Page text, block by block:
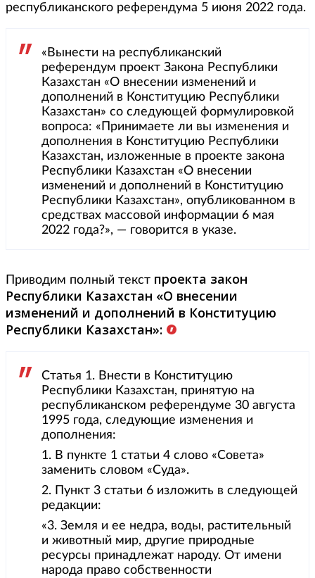
республиканского референдума 5 июня 2022 года.
«Вынести на республиканский
референдум проект Закона Республики
Казахстан «О внесении изменений и
дополнений в Конституцию Республики
Казахстан» со следующей формулировкой
вопроса: «Принимаете ли вы изменения и
дополнения в Конституцию Республики
Казахстан, изложенные в проекте закона
Республики Казахстан «О внесении
изменений и дополнений в Конституцию
Республики Казахстан», опубликованном в
средствах массовой информации 6 мая
2022 года?», — говорится в указе.
Приводим полный текст проекта закон
Республики Казахстан «О внесении
изменений и дополнений в Конституцию
Республики Казахстан»:
Статья 1. Внести в Конституцию
Республики Казахстан, принятую на
республиканском референдуме 30 августа
1995 года, следующие изменения и
дополнения:
1. В пункте 1 статьи 4 слово «Совета»
заменить словом «Суда».
2. Пункт 3 статьи 6 изложить в следующей
редакции:
«3. Земля и ее недра, воды, растительный
и животный мир, другие природные
ресурсы принадлежат народу. От имени
народа право собственности